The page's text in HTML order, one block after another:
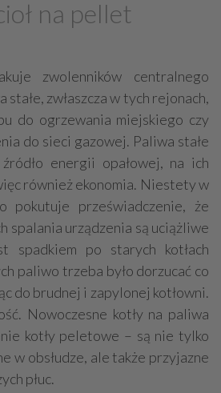
urządzenia
zabezpieczenia
Systemy energooszczędne
powietrza
Systemy odwodnień
Przemysłowe instalacje
monitoring
Hydrotechnika
Odkurzacze centralne
na pellet
zwolenników centralnego
zwłaszcza w tych rejonach,
do ogrzewania miejskiego czy
do sieci gazowej. Paliwa stałe
energii opałowej, na ich
również ekonomia. Niestety w
pokutuje przeświadczenie, że
spalania urządzenia są uciążliwe
spadkiem po starych kotłach
paliwo trzeba było dorzucać co
do brudnej i zapylonej kotłowni.
Nowoczesne kotły na paliwa
kotły peletowe – są nie tylko
w obsłudze, ale także przyjazne
płuc.